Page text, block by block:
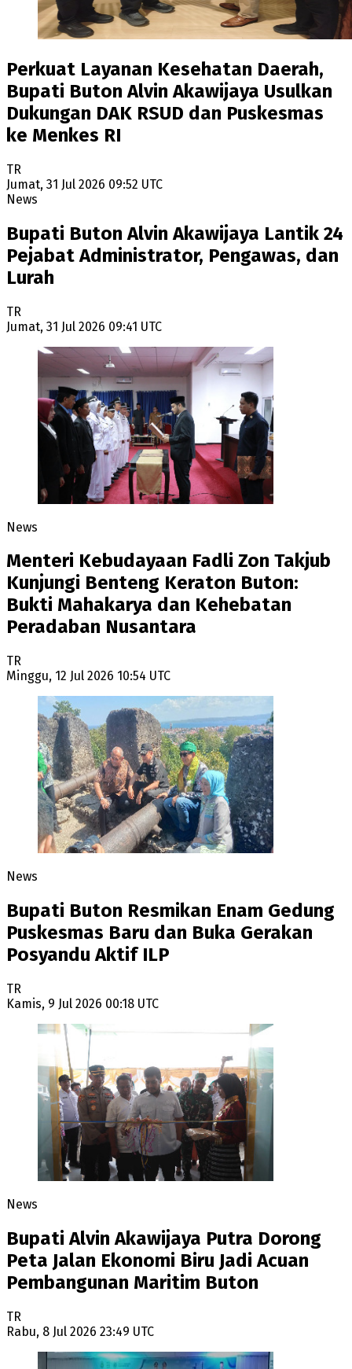
Perkuat Layanan Kesehatan Daerah,
Bupati Buton Alvin Akawijaya Usulkan
Dukungan DAK RSUD dan Puskesmas
ke Menkes RI
TR
Jumat, 31 Jul 2026 09:52 UTC
News
Bupati Buton Alvin Akawijaya Lantik 24
Pejabat Administrator, Pengawas, dan
Lurah
TR
Jumat, 31 Jul 2026 09:41 UTC
News
Menteri Kebudayaan Fadli Zon Takjub
Kunjungi Benteng Keraton Buton:
Bukti Mahakarya dan Kehebatan
Peradaban Nusantara
TR
Minggu, 12 Jul 2026 10:54 UTC
News
Bupati Buton Resmikan Enam Gedung
Puskesmas Baru dan Buka Gerakan
Posyandu Aktif ILP
TR
Kamis, 9 Jul 2026 00:18 UTC
News
Bupati Alvin Akawijaya Putra Dorong
Peta Jalan Ekonomi Biru Jadi Acuan
Pembangunan Maritim Buton
TR
Rabu, 8 Jul 2026 23:49 UTC